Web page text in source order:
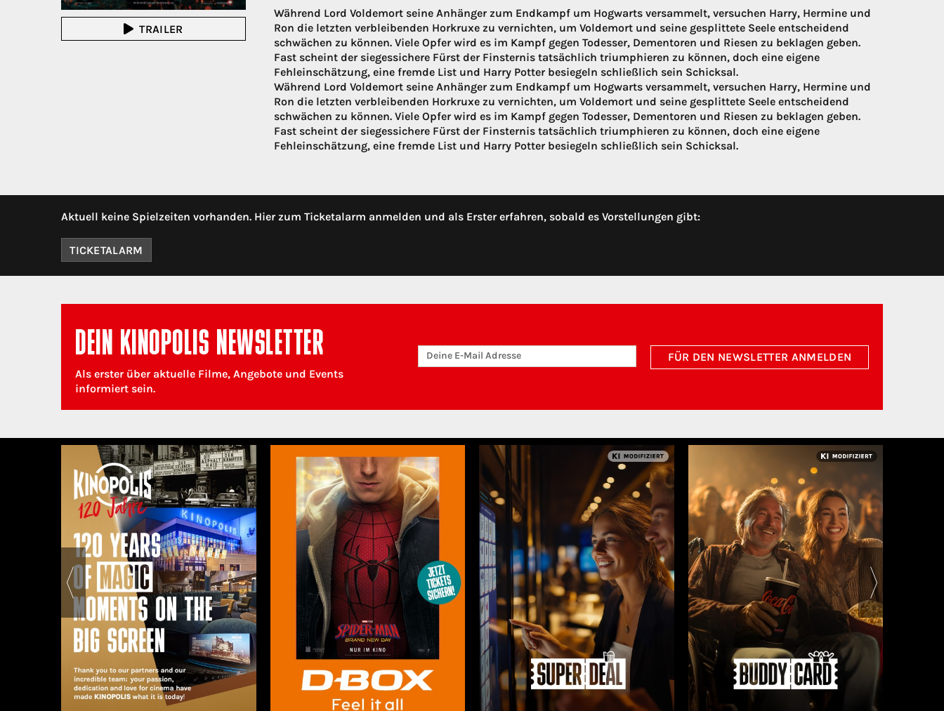
TRAILER
Während Lord Voldemort seine Anhänger zum Endkampf um Hogwarts versammelt, versuchen Harry, Hermine und
Ron die letzten verbleibenden Horkruxe zu vernichten, um Voldemort und seine gesplittete Seele entscheidend
schwächen zu können. Viele Opfer wird es im Kampf gegen Todesser, Dementoren und Riesen zu beklagen geben.
Fast scheint der siegessichere Fürst der Finsternis tatsächlich triumphieren zu können, doch eine eigene
Fehleinschätzung, eine fremde List und Harry Potter besiegeln schließlich sein Schicksal.
Während Lord Voldemort seine Anhänger zum Endkampf um Hogwarts versammelt, versuchen Harry, Hermine und
Ron die letzten verbleibenden Horkruxe zu vernichten, um Voldemort und seine gesplittete Seele entscheidend
schwächen zu können. Viele Opfer wird es im Kampf gegen Todesser, Dementoren und Riesen zu beklagen geben.
Fast scheint der siegessichere Fürst der Finsternis tatsächlich triumphieren zu können, doch eine eigene
Fehleinschätzung, eine fremde List und Harry Potter besiegeln schließlich sein Schicksal.
Aktuell keine Spielzeiten vorhanden. Hier zum Ticketalarm anmelden und als Erster erfahren, sobald es Vorstellungen gibt:
TICKETALARM
DEIN KINOPOLIS NEWSLETTER
Als erster über aktuelle Filme, Angebote und Events
informiert sein.
FÜR DEN NEWSLETTER ANMELDEN